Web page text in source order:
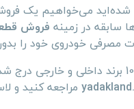
شده‌اید می‌خواهیم یک
سابقه در زمینه فروش
مصرفی خودروی خود را
در این فروشگاه، محصولات بیش از
مراجعه کنید و